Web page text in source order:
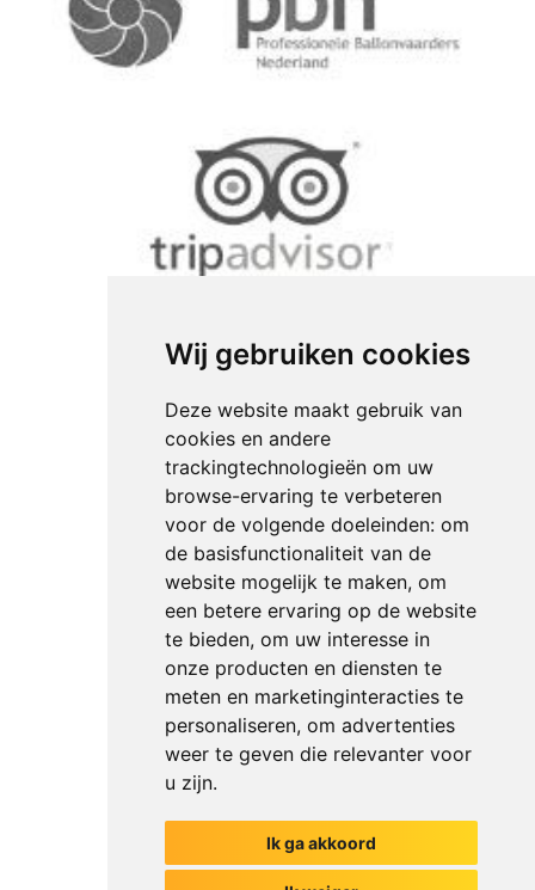
Wij gebruiken cookies
Deze website maakt gebruik van
cookies en andere
trackingtechnologieën om uw
browse-ervaring te verbeteren
voor de volgende doeleinden: om
de basisfunctionaliteit van de
website mogelijk te maken, om
een betere ervaring op de website
te bieden, om uw interesse in
onze producten en diensten te
meten en marketinginteracties te
personaliseren, om advertenties
weer te geven die relevanter voor
u zijn.
Ik ga akkoord
Het begin van jouw gesprek